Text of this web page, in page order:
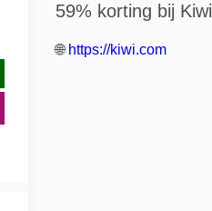
59% korting bij Kiwi
🌐 https://kiwi.com